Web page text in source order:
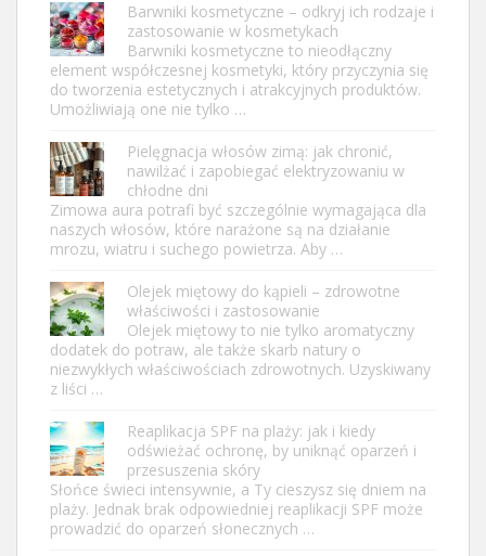
Barwniki kosmetyczne – odkryj ich rodzaje i
zastosowanie w kosmetykach
Barwniki kosmetyczne to nieodłączny
element współczesnej kosmetyki, który przyczynia się
do tworzenia estetycznych i atrakcyjnych produktów.
Umożliwiają one nie tylko …
Pielęgnacja włosów zimą: jak chronić,
nawilżać i zapobiegać elektryzowaniu w
chłodne dni
Zimowa aura potrafi być szczególnie wymagająca dla
naszych włosów, które narażone są na działanie
mrozu, wiatru i suchego powietrza. Aby …
Olejek miętowy do kąpieli – zdrowotne
właściwości i zastosowanie
Olejek miętowy to nie tylko aromatyczny
dodatek do potraw, ale także skarb natury o
niezwykłych właściwościach zdrowotnych. Uzyskiwany
z liści …
Reaplikacja SPF na plaży: jak i kiedy
odświeżać ochronę, by uniknąć oparzeń i
przesuszenia skóry
Słońce świeci intensywnie, a Ty cieszysz się dniem na
plaży. Jednak brak odpowiedniej reaplikacji SPF może
prowadzić do oparzeń słonecznych …